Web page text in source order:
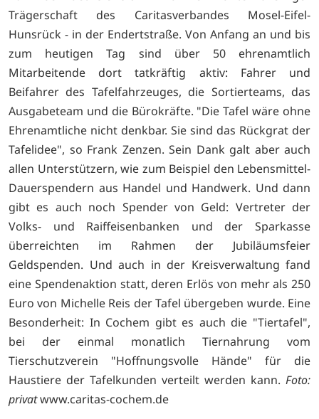
Trägerschaft des Caritasverbandes Mosel-Eifel-
Hunsrück - in der Endertstraße. Von Anfang an und bis
zum heutigen Tag sind über 50 ehrenamtlich
Mitarbeitende dort tatkräftig aktiv: Fahrer und
Beifahrer des Tafelfahrzeuges, die Sortierteams, das
Ausgabeteam und die Bürokräfte. "Die Tafel wäre ohne
Ehrenamtliche nicht denkbar. Sie sind das Rückgrat der
Tafelidee", so Frank Zenzen. Sein Dank galt aber auch
allen Unterstützern, wie zum Beispiel den Lebensmittel-
Dauerspendern aus Handel und Handwerk. Und dann
gibt es auch noch Spender von Geld: Vertreter der
Volks- und Raiffeisenbanken und der Sparkasse
überreichten im Rahmen der Jubiläumsfeier
Geldspenden. Und auch in der Kreisverwaltung fand
eine Spendenaktion statt, deren Erlös von mehr als 250
Euro von Michelle Reis der Tafel übergeben wurde. Eine
Besonderheit: In Cochem gibt es auch die "Tiertafel",
bei der einmal monatlich Tiernahrung vom
Tierschutzverein "Hoffnungsvolle Hände" für die
Haustiere der Tafelkunden verteilt werden kann. Foto:
privatwww.caritas-cochem.de